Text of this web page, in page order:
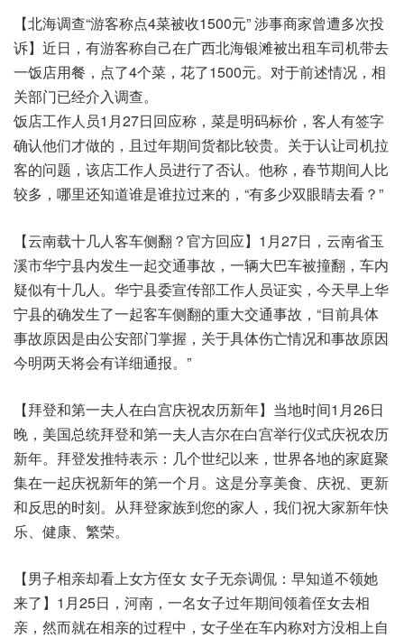
【北海调查“游客称点4菜被收1500元” 涉事商家曾遭多次投
诉】近日，有游客称自己在广西北海银滩被出租车司机带去
一饭店用餐，点了4个菜，花了1500元。对于前述情况，相
关部门已经介入调查。
饭店工作人员1月27日回应称，菜是明码标价，客人有签字
确认他们才做的，且过年期间货都比较贵。关于认让司机拉
客的问题，该店工作人员进行了否认。他称，春节期间人比
较多，哪里还知道谁是谁拉过来的，“有多少双眼睛去看？”
【云南载十几人客车侧翻？官方回应】1月27日，云南省玉
溪市华宁县内发生一起交通事故，一辆大巴车被撞翻，车内
疑似有十几人。华宁县委宣传部工作人员证实，今天早上华
宁县的确发生了一起客车侧翻的重大交通事故，“目前具体
事故原因是由公安部门掌握，关于具体伤亡情况和事故原因
今明两天将会有详细通报。”
【拜登和第一夫人在白宫庆祝农历新年】当地时间1月26日
晚，美国总统拜登和第一夫人吉尔在白宫举行仪式庆祝农历
新年。拜登发推特表示：几个世纪以来，世界各地的家庭聚
集在一起庆祝新年的第一个月。这是分享美食、庆祝、更新
和反思的时刻。从拜登家族到您的家人，我们祝大家新年快
乐、健康、繁荣。
【男子相亲却看上女方侄女 女子无奈调侃：早知道不领她
来了】1月25日，河南，一名女子过年期间领着侄女去相
亲，然而就在相亲的过程中，女子坐在车内称对方没相上自